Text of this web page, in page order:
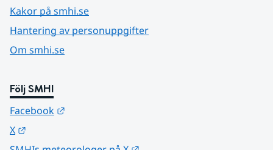
Kakor på smhi.se
Hantering av personuppgifter
Om smhi.se
Följ SMHI
Facebook
X